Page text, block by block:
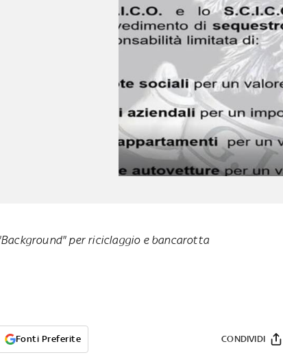
per riciclaggio e bancarotta
Fonti Preferite CONDIVIDI